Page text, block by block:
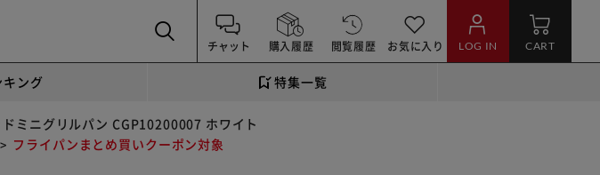
チャット 購入履歴 閲覧履歴 お気に入り LOG IN CART
キング 特集一覧
ミニグリルパン CGP10200007 ホワイト
フライパンまとめ買いクーポン対象